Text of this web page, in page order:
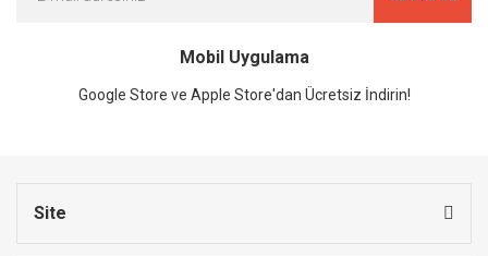
Mobil Uygulama
Google Store ve Apple Store'dan Ücretsiz İndirin!
Site